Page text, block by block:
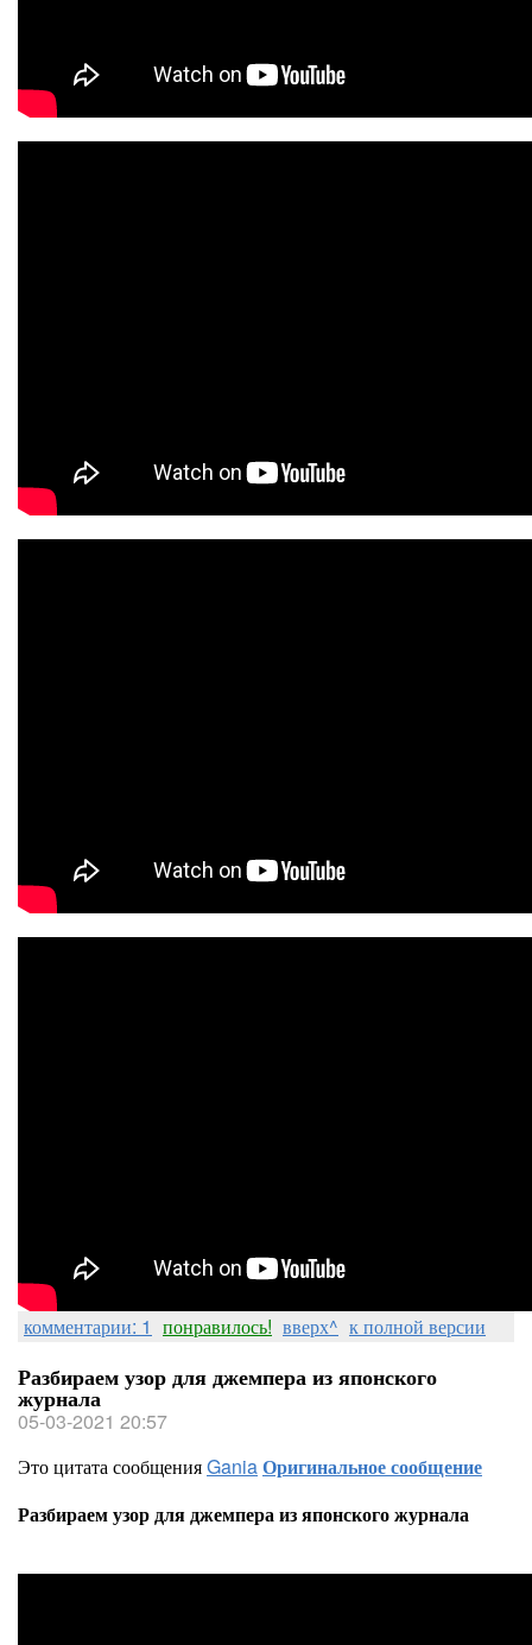
комментарии: 1 понравилось! вверх^ к полной версии
Разбираем узор для джемпера из японского
журнала
05-03-2021 20:57
Это цитата сообщенияGaniaОригинальное сообщение
Разбираем узор для джемпера из японского журнала